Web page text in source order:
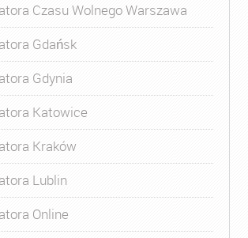
Czasu Wolnego Warszawa
Gdańsk
Gdynia
Katowice
Kraków
Lublin
Online